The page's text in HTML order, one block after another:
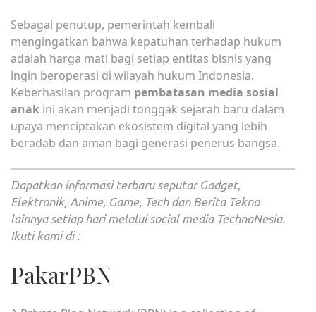
Sebagai penutup, pemerintah kembali
mengingatkan bahwa kepatuhan terhadap hukum
adalah harga mati bagi setiap entitas bisnis yang
ingin beroperasi di wilayah hukum Indonesia.
Keberhasilan program pembatasan media sosial
anak ini akan menjadi tonggak sejarah baru dalam
upaya menciptakan ekosistem digital yang lebih
beradab dan aman bagi generasi penerus bangsa.
Dapatkan informasi terbaru seputar Gadget,
Elektronik, Anime, Game, Tech dan Berita Tekno
lainnya setiap hari melalui social media TechnoNesia.
Ikuti kami di :
PakarPBN